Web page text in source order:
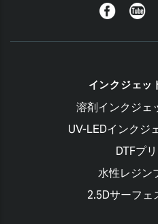
Facebook
インクジェッ
溶剤インクジェ
UV-LEDインクジ
DTFプ
水性レジン
2.5Dサーフェ